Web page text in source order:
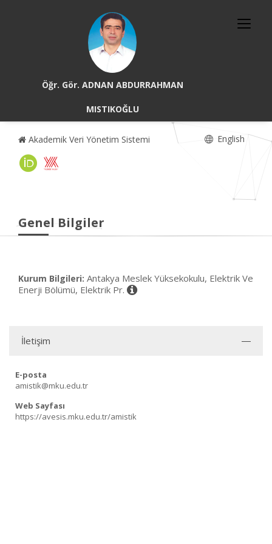
Öğr. Gör. ADNAN ABDURRAHMAN
MISTIKOĞLU
Akademik Veri Yönetim Sistemi English
Genel Bilgiler
Kurum Bilgileri: Antakya Meslek Yüksekokulu, Elektrik Ve
Enerji Bölümü, Elektrik Pr.
İletişim
E-posta
amistik@mku.edu.tr
Web Sayfası
https://avesis.mku.edu.tr/amistik